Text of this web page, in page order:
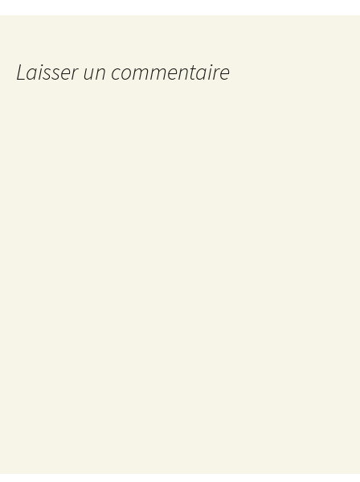
des
articles
Laisser un commentaire